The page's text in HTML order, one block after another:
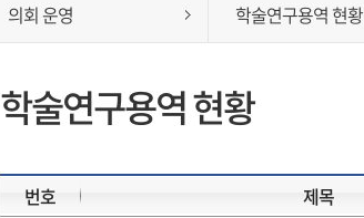
의회 운영 학술연구용역 현황
학술연구용역 현황
번호 제목